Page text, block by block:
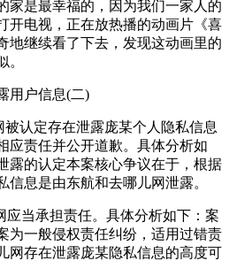
家是最幸福的，因为我们一家人的
开电视，正在放热播的动画片《喜
地继续看了下去，发现这动画里的
。
用户信息(二)
被认定存在泄露庞某个人隐私信息
应责任并公开道歉。具体分析如
露的认定本案核心争议在于，根据
息是由东航和去哪儿网泄露。
应当承担责任。具体分析如下：案
为一般侵权责任纠纷，适用过错责
网存在泄露庞某隐私信息的高度可